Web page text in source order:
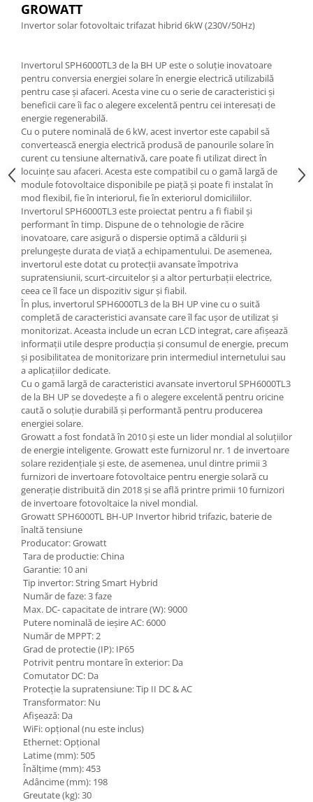
GROWATT
Invertor solar fotovoltaic trifazat hibrid 6kW (230V/50Hz)
Invertorul SPH6000TL3 de la BH UP este o soluție inovatoare
pentru conversia energiei solare în energie electrică utilizabilă
pentru case și afaceri. Acesta vine cu o serie de caracteristici și
beneficii care îi fac o alegere excelentă pentru cei interesați de
energie regenerabilă.
Cu o putere nominală de 6 kW, acest invertor este capabil să
convertească energia electrică produsă de panourile solare în
curent cu tensiune alternativă, care poate fi utilizat direct în
locuințe sau afaceri. Acesta este compatibil cu o gamă largă de
module fotovoltaice disponibile pe piață și poate fi instalat în
mod flexibil, fie în interiorul, fie în exteriorul domiciliilor.
Invertorul SPH6000TL3 este proiectat pentru a fi fiabil și
performant în timp. Dispune de o tehnologie de răcire
inovatoare, care asigură o dispersie optimă a căldurii și
prelungește durata de viață a echipamentului. De asemenea,
invertorul este dotat cu protecții avansate împotriva
supratensiunii, scurt-circuitelor și a altor perturbații electrice,
ceea ce îl face un dispozitiv sigur și fiabil.
În plus, invertorul SPH6000TL3 de la BH UP vine cu o suită
completă de caracteristici avansate care îl fac ușor de utilizat și
monitorizat. Aceasta include un ecran LCD integrat, care afișează
informații utile despre producția și consumul de energie, precum
și posibilitatea de monitorizare prin intermediul internetului sau
a aplicațiilor dedicate.
Cu o gamă largă de caracteristici avansate invertorul SPH6000TL3
de la BH UP se dovedește a fi o alegere excelentă pentru oricine
caută o soluție durabilă și performantă pentru producerea
energiei solare.
Growatt a fost fondată în 2010 și este un lider mondial al soluțiilor
de energie inteligente. Growatt este furnizorul nr. 1 de invertoare
solare rezidențiale și este, de asemenea, unul dintre primii 3
furnizori de invertoare fotovoltaice pentru energie solară cu
generație distribuită din 2018 și se află printre primii 10 furnizori
de invertoare fotovoltaice la nivel mondial.
Growatt SPH6000TL BH-UP Invertor hibrid trifazic, baterie de
înaltă tensiune
Producator: Growatt
Tara de productie: China
Garantie: 10 ani
Tip invertor: String Smart Hybrid
Număr de faze: 3 faze
Max. DC- capacitate de intrare (W): 9000
Putere nominală de ieșire AC: 6000
Număr de MPPT: 2
Grad de protectie (IP): IP65
Potrivit pentru montare în exterior: Da
Comutator DC: Da
Protecție la supratensiune: Tip II DC & AC
Transformator: Nu
Afișează: Da
WiFi: opțional (nu este inclus)
Ethernet: Opțional
Latime (mm): 505
Înălțime (mm): 453
Adâncime (mm): 198
Greutate (kg): 30